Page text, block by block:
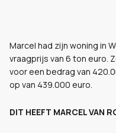
Marcel had zijn woning in
vraagprijs van 6 ton euro.
voor een bedrag van
op van 439.000 euro.
DIT HEEFT MARCEL VAN